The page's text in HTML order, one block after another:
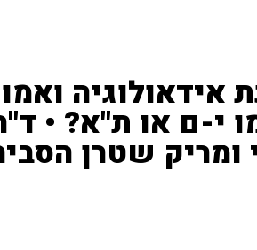
אידאולוגיה
י-ם או ת"א? •
ומריק שטרן